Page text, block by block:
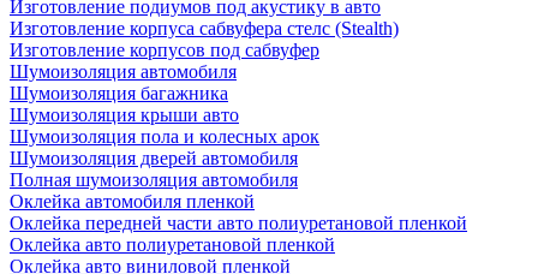
Изготовление подиумов под акустику в авто
Изготовление корпуса сабвуфера стелс (Stealth)
Изготовление корпусов под сабвуфер
Шумоизоляция автомобиля
Шумоизоляция багажника
Шумоизоляция крыши авто
Шумоизоляция пола и колесных арок
Шумоизоляция дверей автомобиля
Полная шумоизоляция автомобиля
Оклейка автомобиля пленкой
Оклейка передней части авто полиуретановой пленкой
Оклейка авто полиуретановой пленкой
Оклейка авто виниловой пленкой